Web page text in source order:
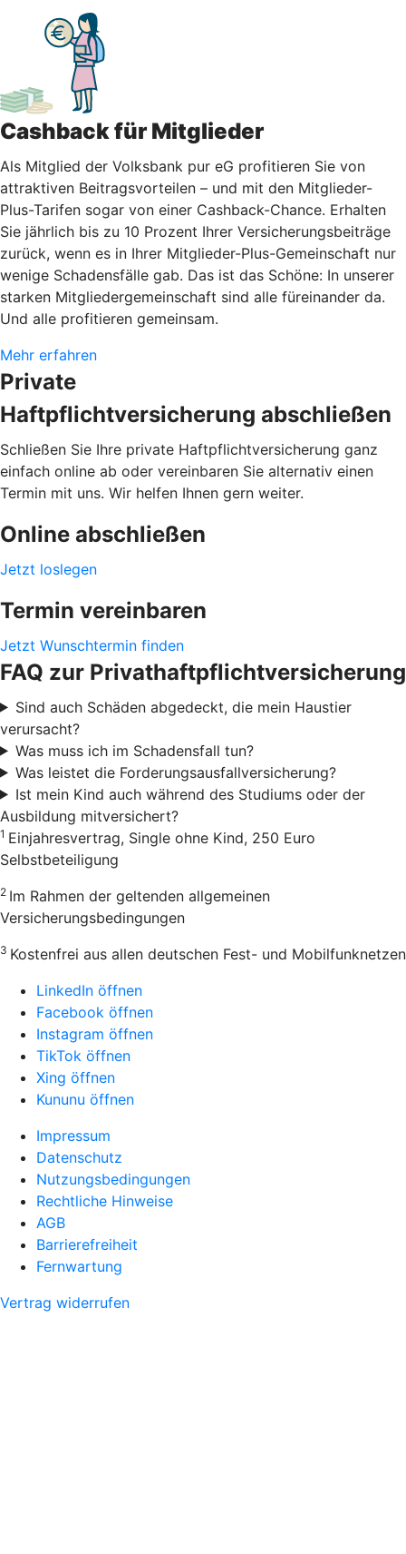
Cashback für Mitglieder
Als Mitglied der Volksbank pur eG profitieren Sie von
attraktiven Beitragsvorteilen – und mit den Mitglieder-
Plus-Tarifen sogar von einer Cashback-Chance. Erhalten
Sie jährlich bis zu 10 Prozent Ihrer Versicherungsbeiträge
zurück, wenn es in Ihrer Mitglieder-Plus-Gemeinschaft nur
wenige Schadensfälle gab. Das ist das Schöne: In unserer
starken Mitgliedergemeinschaft sind alle füreinander da.
Und alle profitieren gemeinsam.
Mehr erfahren
Private
Haftpflichtversicherung abschließen
Schließen Sie Ihre private Haftpflichtversicherung ganz
einfach online ab oder vereinbaren Sie alternativ einen
Termin mit uns. Wir helfen Ihnen gern weiter.
Online abschließen
Jetzt loslegen
Termin vereinbaren
Jetzt Wunschtermin finden
FAQ zur Privathaftpflichtversicherung
Sind auch Schäden abgedeckt, die mein Haustier
verursacht?
Was muss ich im Schadensfall tun?
Was leistet die Forderungsausfallversicherung?
Ist mein Kind auch während des Studiums oder der
Ausbildung mitversichert?
1 Einjahresvertrag, Single ohne Kind, 250 Euro
Selbstbeteiligung
2 Im Rahmen der geltenden allgemeinen
Versicherungsbedingungen
3 Kostenfrei aus allen deutschen Fest- und Mobilfunknetzen
LinkedIn öffnen
Facebook öffnen
Instagram öffnen
TikTok öffnen
Xing öffnen
Kununu öffnen
Impressum
Datenschutz
Nutzungsbedingungen
Rechtliche Hinweise
AGB
Barrierefreiheit
Fernwartung
Vertrag widerrufen